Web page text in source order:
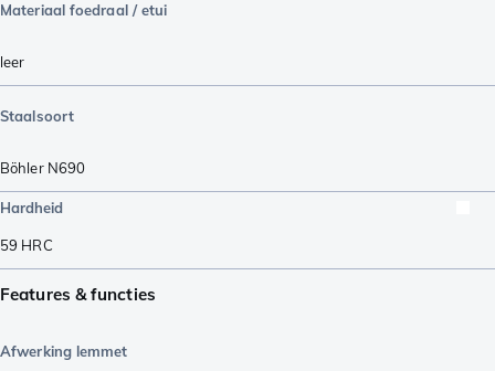
Materiaal foedraal / etui
leer
Staalsoort
Böhler N690
Hardheid
59 HRC
Features & functies
Afwerking lemmet